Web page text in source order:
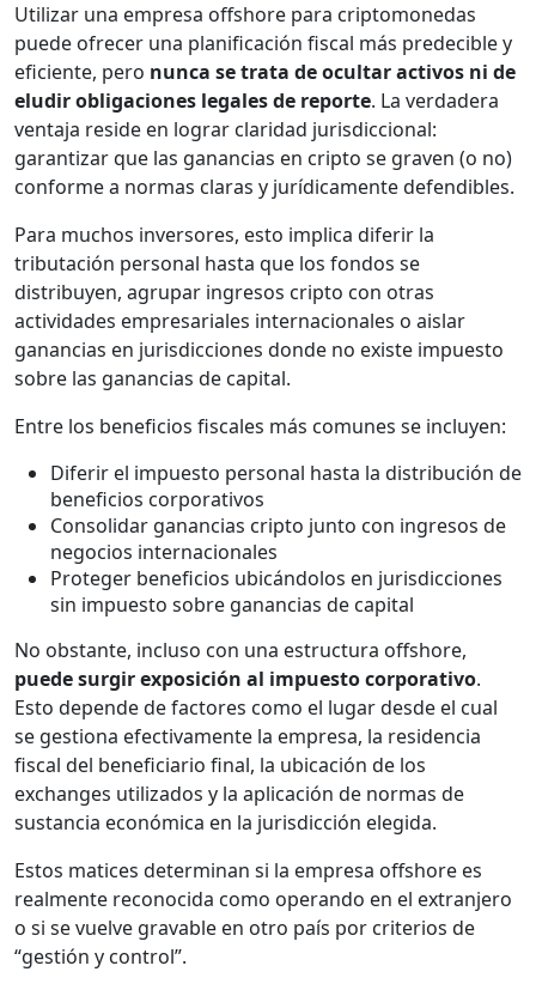
Utilizar una empresa offshore para criptomonedas
puede ofrecer una planificación fiscal más predecible y
eficiente, pero nunca se trata de ocultar activos ni de
eludir obligaciones legales de reporte. La verdadera
ventaja reside en lograr claridad jurisdiccional:
garantizar que las ganancias en cripto se graven (o no)
conforme a normas claras y jurídicamente defendibles.
Para muchos inversores, esto implica diferir la
tributación personal hasta que los fondos se
distribuyen, agrupar ingresos cripto con otras
actividades empresariales internacionales o aislar
ganancias en jurisdicciones donde no existe impuesto
sobre las ganancias de capital.
Entre los beneficios fiscales más comunes se incluyen:
Diferir el impuesto personal hasta la distribución de
beneficios corporativos
Consolidar ganancias cripto junto con ingresos de
negocios internacionales
Proteger beneficios ubicándolos en jurisdicciones
sin impuesto sobre ganancias de capital
No obstante, incluso con una estructura offshore,
puede surgir exposición al impuesto corporativo.
Esto depende de factores como el lugar desde el cual
se gestiona efectivamente la empresa, la residencia
fiscal del beneficiario final, la ubicación de los
exchanges utilizados y la aplicación de normas de
sustancia económica en la jurisdicción elegida.
Estos matices determinan si la empresa offshore es
realmente reconocida como operando en el extranjero
o si se vuelve gravable en otro país por criterios de
“gestión y control”.